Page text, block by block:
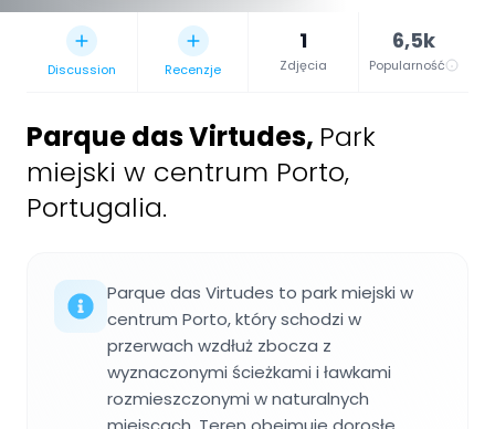
Discussion Recenzje
1
Zdjęcia
6,5k
Popularność
Parque das Virtudes, Park
miejski w centrum Porto,
Portugalia.
Parque das Virtudes to park miejski w
centrum Porto, który schodzi w
przerwach wzdłuż zbocza z
wyznaczonymi ścieżkami i ławkami
rozmieszczonymi w naturalnych